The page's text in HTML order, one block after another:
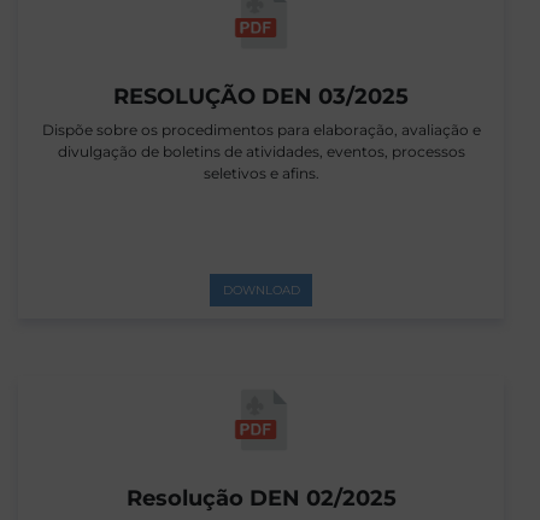
RESOLUÇÃO DEN 03/2025
Dispõe sobre os procedimentos para elaboração, avaliação e
divulgação de boletins de atividades, eventos, processos
seletivos e afins.
DOWNLOAD
Resolução DEN 02/2025